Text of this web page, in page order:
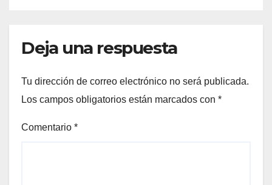
Deja una respuesta
Tu dirección de correo electrónico no será publicada.
Los campos obligatorios están marcados con *
Comentario *